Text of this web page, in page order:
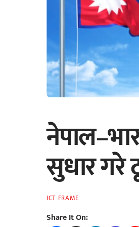
सुधार गरे
ICT FRAME
Share It On: